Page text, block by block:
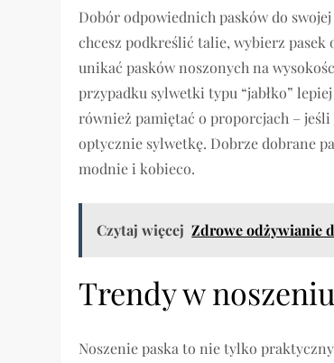
Dobór odpowiednich pasków do
chcesz podkreślić talie, wybierz
unikać pasków noszonych na
przypadku sylwetki typu “jabłko”
również pamiętać o proporcjach –
optycznie sylwetkę. Dobrze dobrane
modnie i kobieco.
Czytaj więcej Zdrowe odżywianie
Trendy w
Noszenie paska to nie tylko